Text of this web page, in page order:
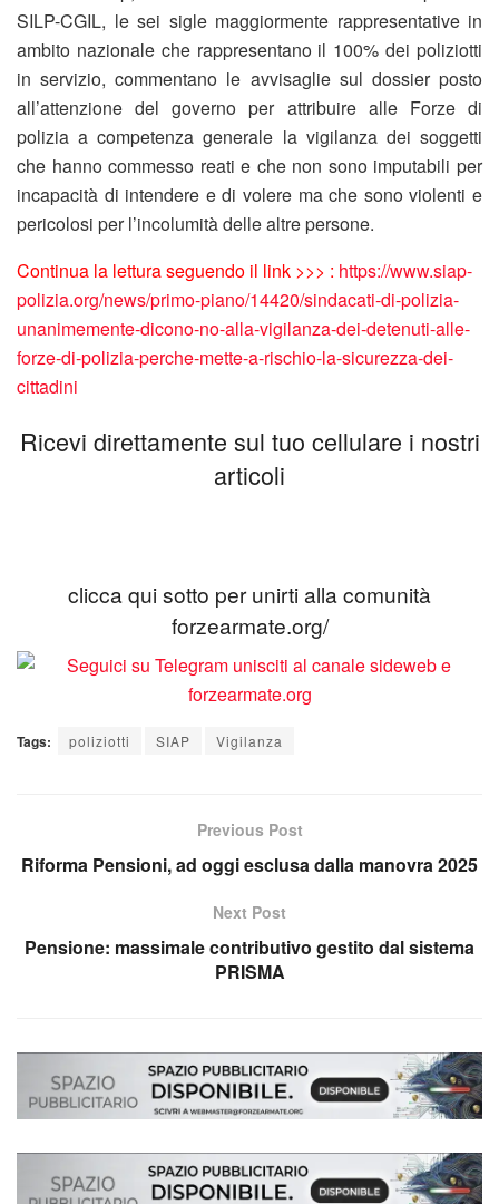
SILP-CGIL, le sei sigle maggiormente rappresentative in
ambito nazionale che rappresentano il 100% dei poliziotti
in servizio, commentano le avvisaglie sul dossier posto
all’attenzione del governo per attribuire alle Forze di
polizia a competenza generale la vigilanza dei soggetti
che hanno commesso reati e che non sono imputabili per
incapacità di intendere e di volere ma che sono violenti e
pericolosi per l’incolumità delle altre persone.
Continua la lettura seguendo il link >>> : https://www.siap-
polizia.org/news/primo-piano/14420/sindacati-di-polizia-
unanimemente-dicono-no-alla-vigilanza-dei-detenuti-alle-
forze-di-polizia-perche-mette-a-rischio-la-sicurezza-dei-
cittadini
Ricevi direttamente sul tuo cellulare i nostri
articoli
clicca qui sotto per unirti alla comunità
forzearmate.org/
Tags: poliziotti SIAP Vigilanza
Previous Post
Riforma Pensioni, ad oggi esclusa dalla manovra 2025
Next Post
Pensione: massimale contributivo gestito dal sistema
PRISMA